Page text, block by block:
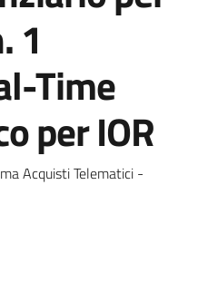
1
Time
per IOR
Acquisti Telematici -